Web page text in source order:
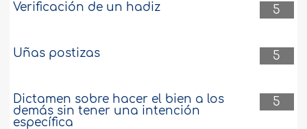
5
Verificación de un hadiz
5
Uñas postizas
5
Dictamen sobre hacer el bien a los
demás sin tener una intención
específica